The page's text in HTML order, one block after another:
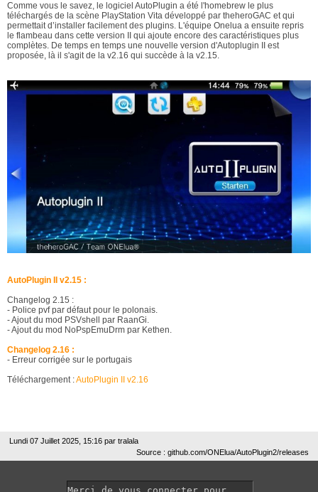
Comme vous le savez, le logiciel AutoPlugin a été l'homebrew le plus
téléchargés de la scène PlayStation Vita développé par theheroGAC et qui
permettait d’installer facilement des plugins. L'équipe Onelua a ensuite repris
le flambeau dans cette version II qui ajoute encore des caractéristiques plus
complètes. De temps en temps une nouvelle version d'Autoplugin II est
proposée, là il s'agit de la v2.16 qui succède à la v2.15.
AutoPlugin II v2.15 :
Changelog 2.15 :
- Police pvf par défaut pour le polonais.
- Ajout du mod PSVshell par RaanGi.
- Ajout du mod NoPspEmuDrm par Kethen.
Changelog 2.16 :
- Erreur corrigée sur le portugais
Téléchargement :AutoPlugin II v2.16
Lundi 07 Juillet 2025, 15:16 par tralala
Source : github.com/ONElua/AutoPlugin2/releases